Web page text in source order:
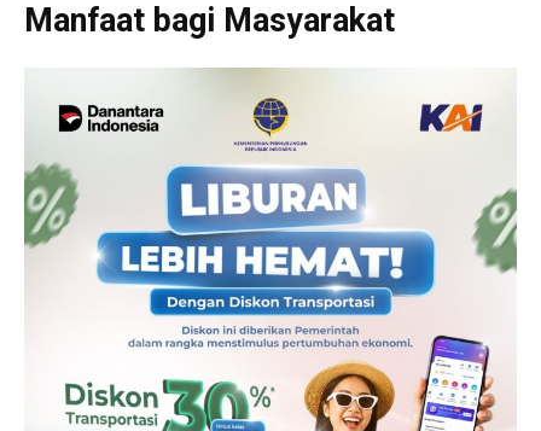
Manfaat bagi Masyarakat